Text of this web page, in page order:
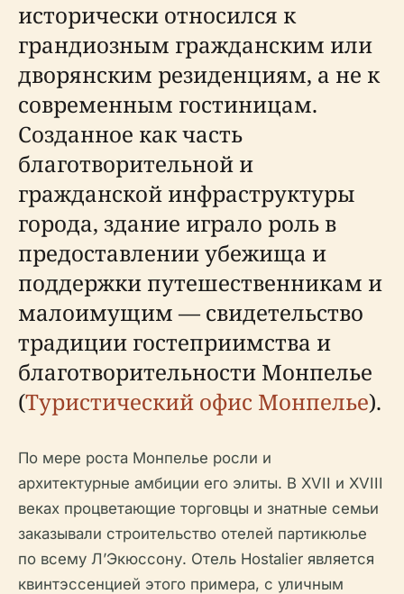
исторически относился к
грандиозным гражданским или
дворянским резиденциям, а не к
современным гостиницам.
Созданное как часть
благотворительной и
гражданской инфраструктуры
города, здание играло роль в
предоставлении убежища и
поддержки путешественникам и
малоимущим — свидетельство
традиции гостеприимства и
благотворительности Монпелье
(Туристический офис Монпелье).
По мере роста Монпелье росли и
архитектурные амбиции его элиты. В XVII и XVIII
веках процветающие торговцы и знатные семьи
заказывали строительство отелей партикюлье
по всему Л’Экюссону. Отель Hostalier является
квинтэссенцией этого примера, с уличным